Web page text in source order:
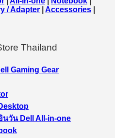
/ Adapter Accessories
Thailand
Gaming Gear
นวัน Dell All-in-one